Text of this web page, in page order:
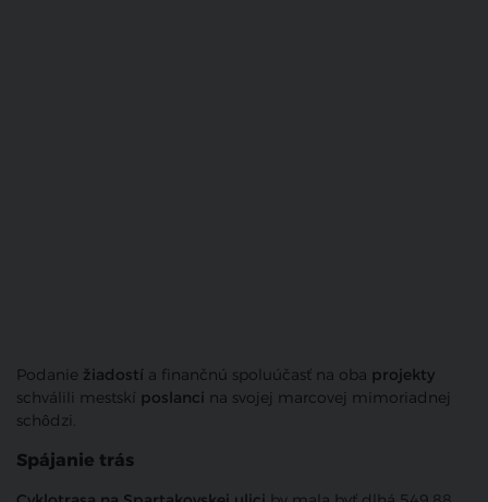
Podanie žiadostí a finančnú spoluúčasť na oba projekty
schválili mestskí poslanci na svojej marcovej mimoriadnej
schôdzi.
Spájanie trás